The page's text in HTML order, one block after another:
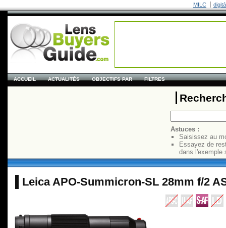
MILC
ACCUEIL ACTUALITÉS OBJECTIFS PAR FILTRES
Astuces :
Saisissez au
Essayez de
dans
Leica APO-Summicron-SL 28mm f/2